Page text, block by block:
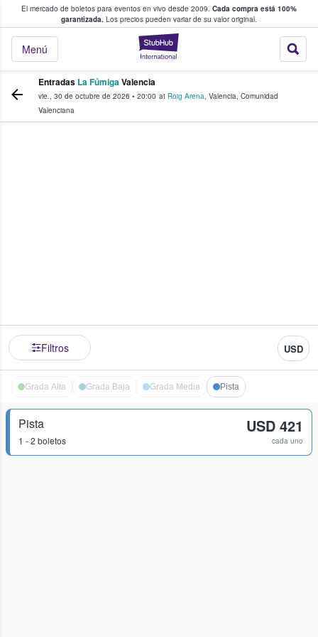
El mercado de boletos para eventos en vivo desde 2009. Cada compra está 100%
garantizada. Los precios pueden variar de su valor original.
StubHub: donde
Menú
fans compran y venden boletos
Entradas La FúmigaValencia
vie., 30 de octubre de 2026 • 20:00 at Roig Arena, Valencia, Comunidad
Valenciana
Filtros USD
Grada Alta Grada Baja Grada Media Pista
Pista
1 - 2 boletos
USD 421
cada uno